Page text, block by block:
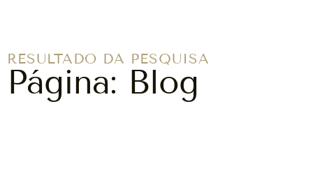
RESULTADO DA PESQUISA
Página: Blog